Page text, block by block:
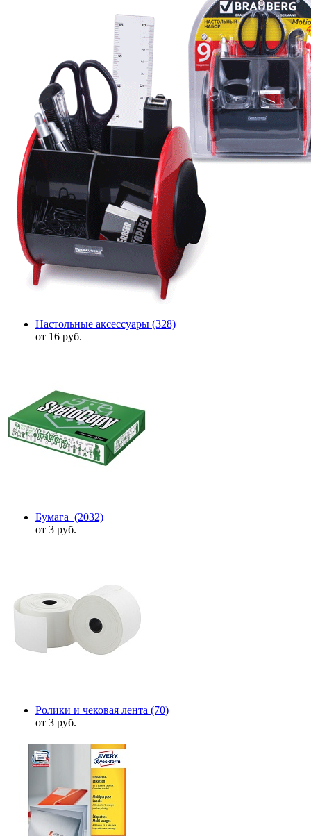
Настольные аксессуары (328)
от 16 руб.
Бумага (2032)
от 3 руб.
Ролики и чековая лента (70)
от 3 руб.